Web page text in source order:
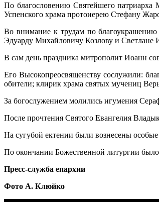
По благословению Святейшего
Успенского храма протоиерею Стефану
Во внимание к трудам по благоукрашению
Эдуарду Михайловичу Козлову и Светлане
В сам день праздника митрополит Иоанн
Его Высокопреосвященству сослужили:
обители; клирик храма святых мучениц
За богослужением молились игумения
После прочтения Святого Евангелия
На сугубой ектении были вознесены
По окончании Божественной литургии
Пресс-служба епархии
Фото А. Клюйко